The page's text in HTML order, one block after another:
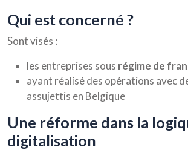
qui est concerné ?
Sont visés :
les entreprises sous régime de
ayant réalisé des opérations avec
assujettis en Belgique
une réforme dans la logique de
digitalisation